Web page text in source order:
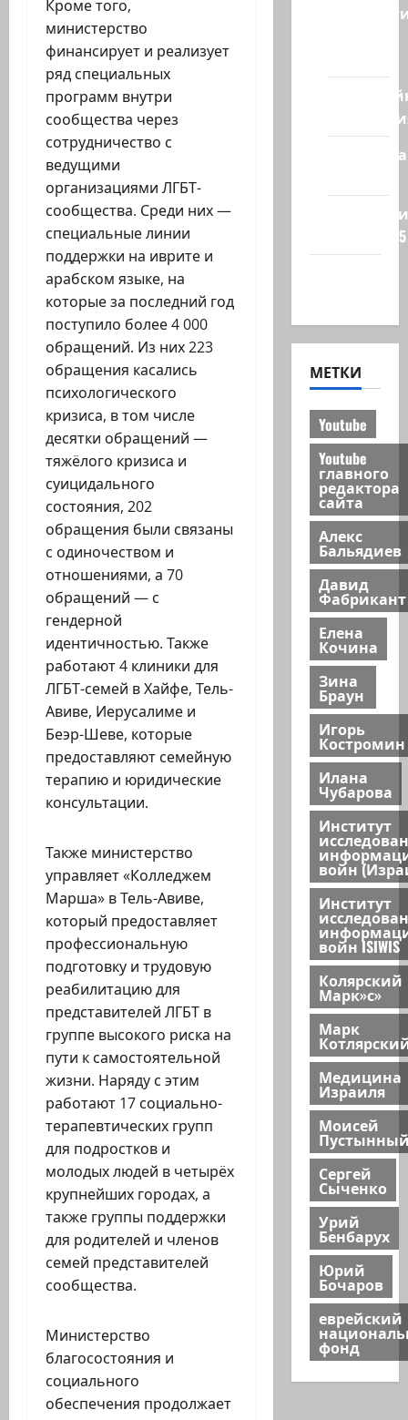
Кроме того,
министерство
финансирует и реализует
ряд специальных
программ внутри
сообщества через
сотрудничество с
ведущими
организациями ЛГБТ-
сообщества. Среди них —
специальные линии
поддержки на иврите и
арабском языке, на
которые за последний год
поступило более 4 000
обращений. Из них 223
обращения касались
психологического
кризиса, в том числе
десятки обращений —
тяжёлого кризиса и
суицидального
состояния, 202
обращения были связаны
с одиночеством и
отношениями, а 70
обращений — с
гендерной
идентичностью. Также
работают 4 клиники для
ЛГБТ-семей в Хайфе, Тель-
Авиве, Иерусалиме и
Беэр-Шеве, которые
предоставляют семейную
терапию и юридические
консультации.
Также министерство
управляет «Колледжем
Марша» в Тель-Авиве,
который предоставляет
профессиональную
подготовку и трудовую
реабилитацию для
представителей ЛГБТ в
группе высокого риска на
пути к самостоятельной
жизни. Наряду с этим
работают 17 социально-
терапевтических групп
для подростков и
молодых людей в четырёх
крупнейших городах, а
также группы поддержки
для родителей и членов
семей представителей
сообщества.
Министерство
благосостояния и
социального
обеспечения продолжает
Полемика
сайта 2025
МЕТКИ
Youtube
Youtube
главного
редактора
сайта
Алекс
Бальядиев
Давид
Фабрикант
Елена
Кочина
Зина
Браун
Игорь
Костромин
Илана
Чубарова
Институт
войн
Институт
войн ISIWIS
Колярский
Марк»с»
Марк
Медицина
Израиля
Моисей
Сергей
Сыченко
Урий
Бенбарух
Юрий
Бочаров
еврейский
фонд